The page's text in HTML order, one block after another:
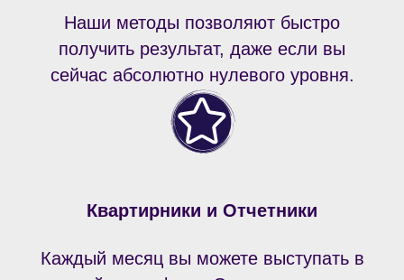
Наши методы позволяют быстро
получить результат, даже если вы
сейчас абсолютно нулевого уровня.
Квартирники и Отчетники
Каждый месяц вы можете выступать в